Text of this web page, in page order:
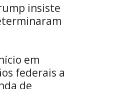
insiste
em
federais a
de